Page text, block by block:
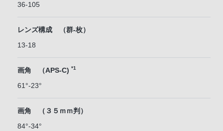
36-105
レンズ構成 （群-枚）
13-18
画角 （APS-C) *1
61°-23°
画角 （３５ｍｍ判）
84°-34°